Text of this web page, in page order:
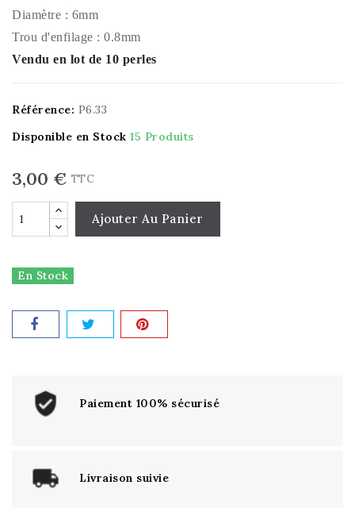
Diamètre : 6mm
Trou d'enfilage : 0.8mm
Vendu en lot de 10 perles
Référence: P6.33
Disponible en Stock 15 Produits
3,00 € TTC
Ajouter Au Panier
En Stock
Paiement 100% sécurisé
Livraison suivie